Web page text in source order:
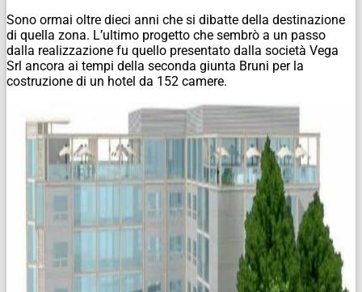
Sono ormai oltre dieci anni che si dibatte della destinazione
di quella zona. L’ultimo progetto che sembrò a un passo
dalla realizzazione fu quello presentato dalla società Vega
Srl ancora ai tempi della seconda giunta Bruni per la
costruzione di un hotel da 152 camere.